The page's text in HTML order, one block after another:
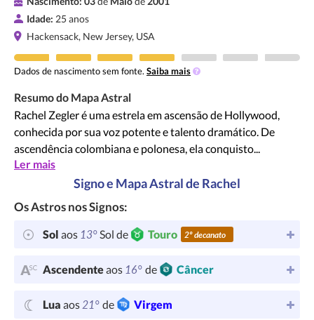
Idade: 25 anos
Hackensack, New Jersey, USA
Dados de nascimento sem fonte. Saiba mais
Resumo do Mapa Astral
Rachel Zegler é uma estrela em ascensão de Hollywood,
conhecida por sua voz potente e talento dramático. De
ascendência colombiana e polonesa, ela conquisto...
Ler mais
Signo e Mapa Astral de Rachel
Os Astros nos Signos:
Sol aos 13°Sol de Touro 2º decanato
Ascendenteaos 16° de Câncer
Lua aos21° de Virgem